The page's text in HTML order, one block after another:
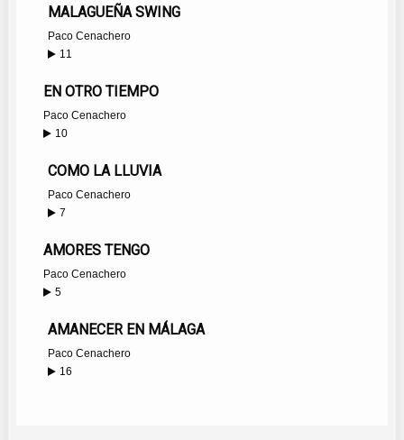
MALAGUEÑA SWING
Paco Cenachero
11
EN OTRO TIEMPO
Paco Cenachero
10
COMO LA LLUVIA
Paco Cenachero
7
AMORES TENGO
Paco Cenachero
5
AMANECER EN MÁLAGA
Paco Cenachero
16